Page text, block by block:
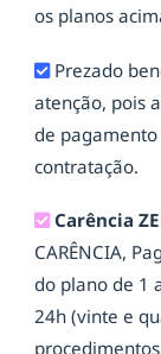
os planos
Prezado
atenção, pois
de
contratação.
Carência
CARÊNCIA,
do plano de 1
24h (vinte e